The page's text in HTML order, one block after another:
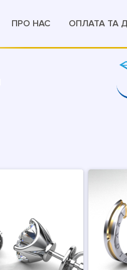
ПРО НАС ОПЛАТА ТА